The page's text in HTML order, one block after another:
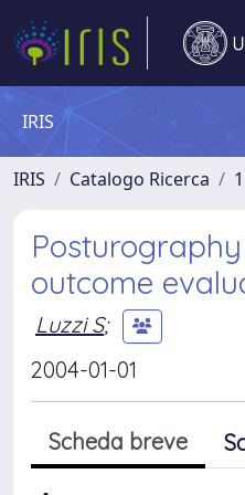
IRIS
IRIS Catalogo Ricerca
outcome
Luzzi S;
2004-01-01
Scheda breve